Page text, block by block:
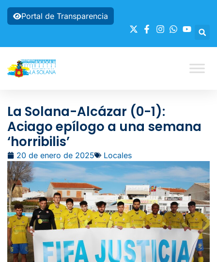
Portal de Transparencia
La Solana-Alcázar (0-1):
Aciago epílogo a una semana
‘horribilis’
20 de enero de 2025 Locales